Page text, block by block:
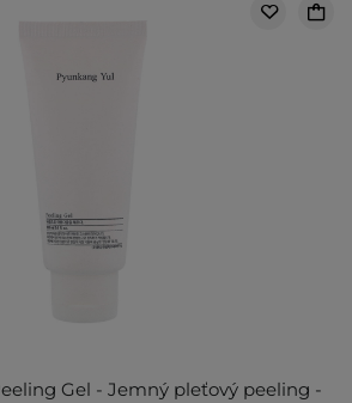
Gel - Jemný pleťový peeling -